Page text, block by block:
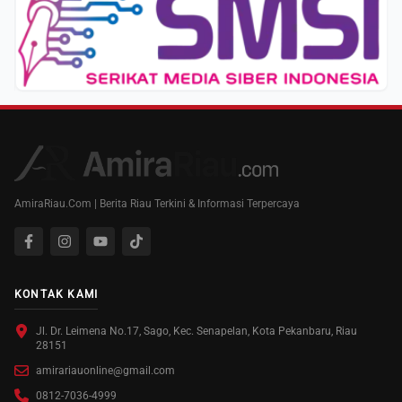
AmiraRiau.Com | Berita Riau Terkini & Informasi Terpercaya
KONTAK KAMI
Jl. Dr. Leimena No.17, Sago, Kec. Senapelan, Kota Pekanbaru, Riau
28151
amirariauonline@gmail.com
0812-7036-4999